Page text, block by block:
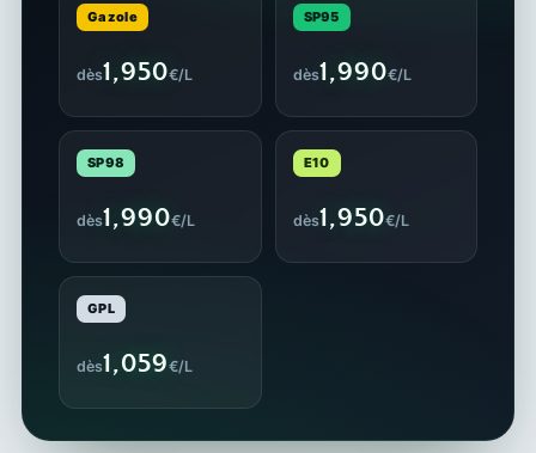
Gazole
dès1,950€/L
SP95
dès1,990€/L
SP98
dès1,990€/L
E10
dès1,950€/L
GPL
dès1,059€/L